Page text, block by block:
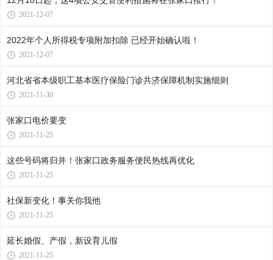
2021-12-07
2022年个人所得税专项附加扣除 已经开始确认啦！
2021-12-07
河北省省本级职工基本医疗保险门诊共济保障机制实施细则
2021-11-30
张家口电价要变
2021-11-25
这些号码将归并！张家口政务服务便民热线再优化
2021-11-25
社保新变化！事关你我他
2021-11-25
延长婚假、产假，新设育儿假
2021-11-25